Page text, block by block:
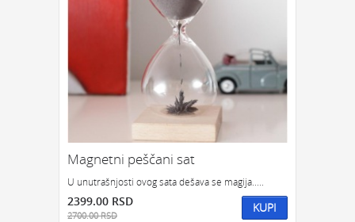
Magnetni peščani sat
U unutrašnjosti ovog sata dešava se magija.....
2399.00 RSD
2700.00 RSD
KUPI